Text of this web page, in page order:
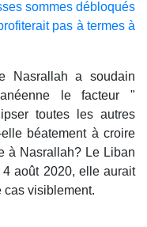
sommes débloqués
pas à termes à
Nasrallah a soudain
le facteur "
toutes les autres
béatement à croire
à Nasrallah? Le Liban
août 2020, elle aurait
cas visiblement.